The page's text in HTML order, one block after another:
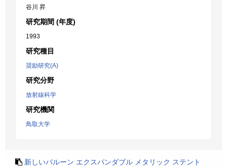
谷川 昇
研究期間 (年度)
1993
研究種目
奨励研究(A)
研究分野
放射線科学
研究機関
鳥取大学
新しいバルーン エクスパンダブル メタリック ステント